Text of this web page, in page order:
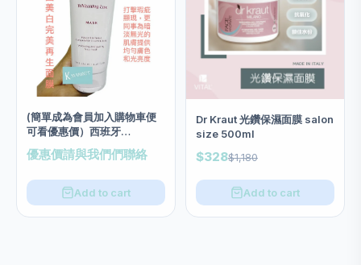
(簡單成為會員加入購物車便
可看優惠價）西班牙
Tegoder 基因美白完美再生
面膜 salon size 200ml
優惠價請與我們們聯絡
Add to cart
Dr Kraut 光鑽保濕面膜 salon
size 500ml
$328$1,180
Add to cart